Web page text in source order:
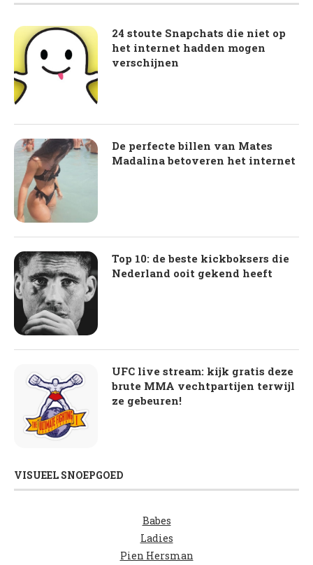
24 stoute Snapchats die niet op
het internet hadden mogen
verschijnen
De perfecte billen van Mates
Madalina betoveren het internet
Top 10: de beste kickboksers die
Nederland ooit gekend heeft
UFC live stream: kijk gratis deze
brute MMA vechtpartijen terwijl
ze gebeuren!
VISUEEL SNOEPGOED
Babes
Ladies
Pien Hersman